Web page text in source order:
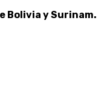
Bolivia y Surinam.